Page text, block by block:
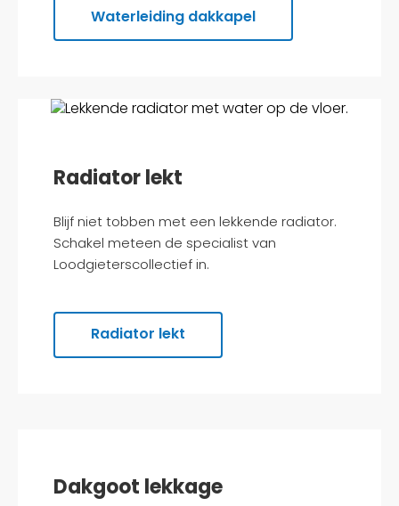
Waterleiding dakkapel
Radiator lekt
Blijf niet tobben met een lekkende radiator.
Schakel meteen de specialist van
Loodgieterscollectief in.
Radiator lekt
Dakgoot lekkage